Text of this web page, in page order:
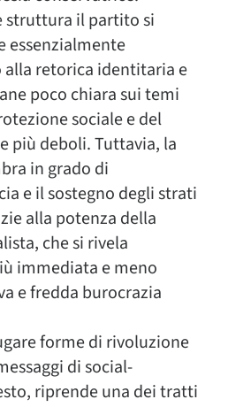
struttura il partito si
essenzialmente
retorica identitaria e
poco chiara sui temi
sociale e del
più deboli. Tuttavia, la
in grado di
e il sostegno degli strati
alla potenza della
che si rivela
immediata e meno
e fredda burocrazia
forme di rivoluzione
di social-
riprende una dei tratti